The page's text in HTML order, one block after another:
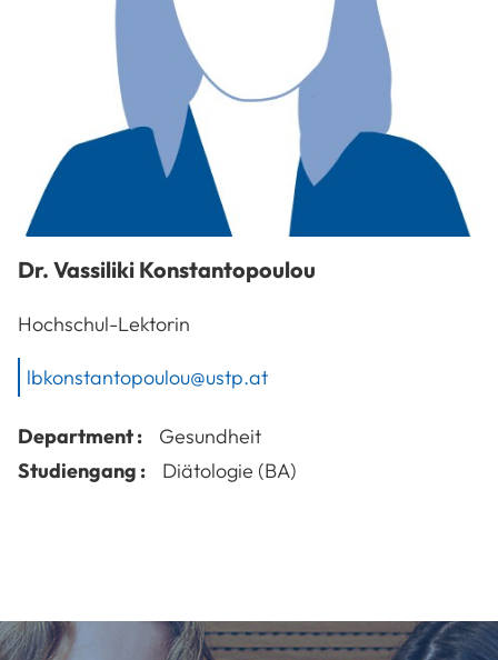
Dr. Vassiliki Konstantopoulou
Hochschul-Lektorin
lbkonstantopoulou@ustp.at
Department :
Gesundheit
Studiengang :
Diätologie (BA)